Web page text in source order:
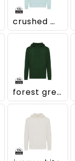
crushed mint
forest green